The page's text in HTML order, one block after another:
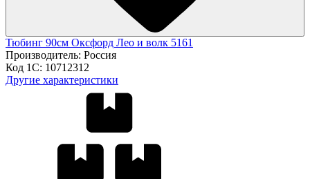
Тюбинг 90см Оксфорд Лео и волк 5161
Производитель: Россия
Код 1С: 10712312
Другие характеристики